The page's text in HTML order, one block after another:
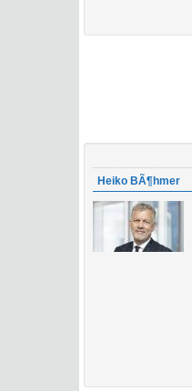
Heiko BÃ¶hmer